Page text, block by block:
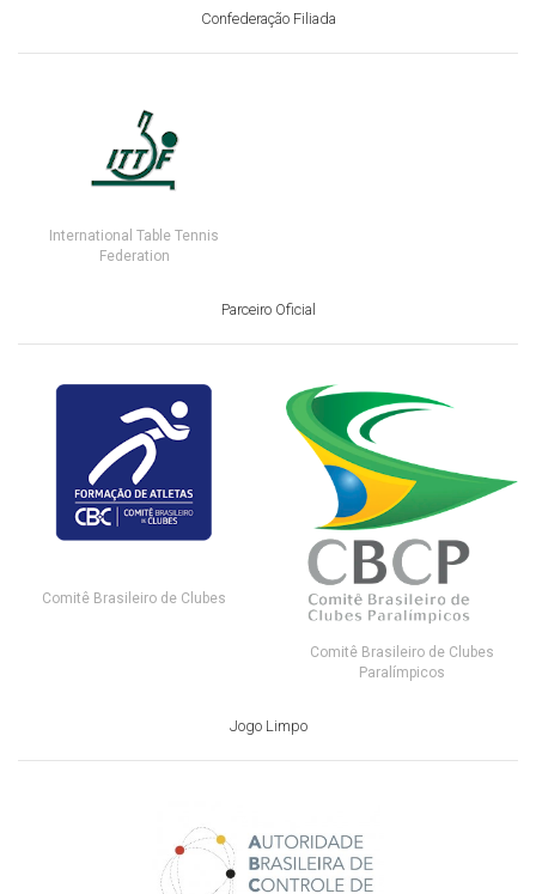
Confederação Filiada
International Table Tennis
Federation
Parceiro Oficial
Comitê Brasileiro de Clubes
Comitê Brasileiro de Clubes
Paralímpicos
Jogo Limpo